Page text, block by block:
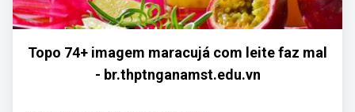
Topo 74+ imagem maracujá com leite faz mal
- br.thptnganamst.edu.vn